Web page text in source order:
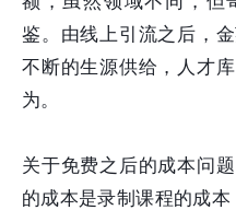
鉴。由线上引流之后，
不断的生源供给，人才
为。
关于免费之后的成本问
的成本是录制课程的成